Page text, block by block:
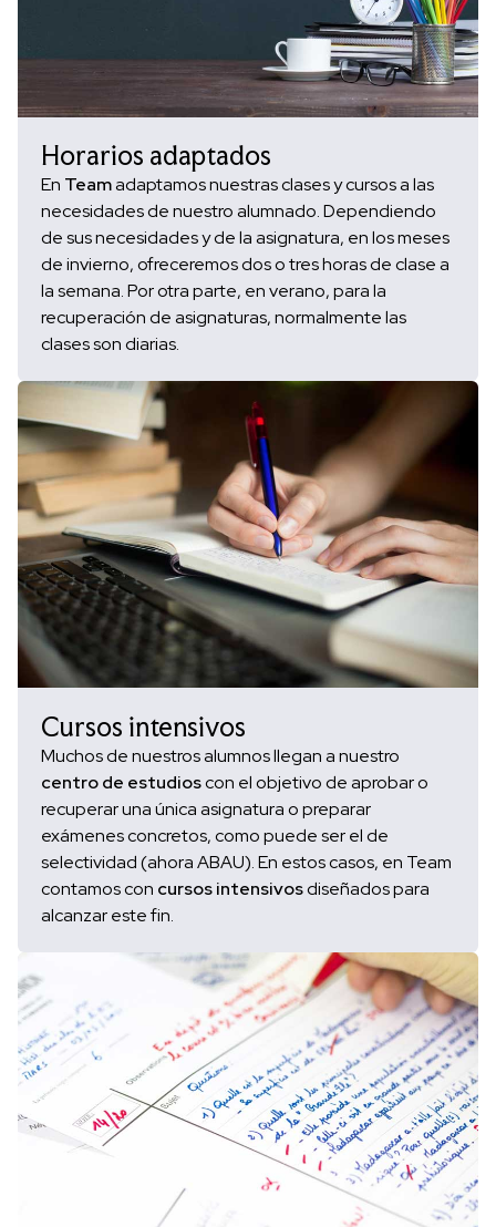
Horarios adaptados
En Teamadaptamos nuestras clases y cursos a las
necesidades de nuestro alumnado. Dependiendo
de sus necesidades y de la asignatura, en los meses
de invierno, ofreceremos dos o tres horas de clase a
la semana. Por otra parte, en verano, para la
recuperación de asignaturas, normalmente las
clases son diarias.
Cursos intensivos
Muchos de nuestros alumnos llegan a nuestro
centro de estudioscon el objetivo de aprobar o
recuperar una única asignatura o preparar
exámenes concretos, como puede ser el de
selectividad (ahora ABAU). En estos casos, en Team
contamos con cursos intensivosdiseñados para
alcanzar este fin.